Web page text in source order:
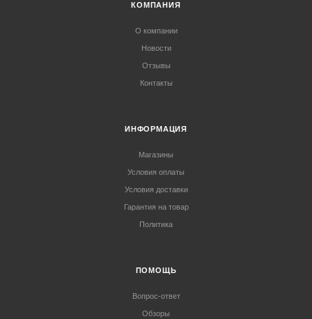
КОМПАНИЯ
О компании
Новости
Отзывы
Контакты
ИНФОРМАЦИЯ
Магазины
Условия оплаты
Условия доставки
Гарантия на товар
Политика
ПОМОЩЬ
Вопрос-ответ
Обзоры